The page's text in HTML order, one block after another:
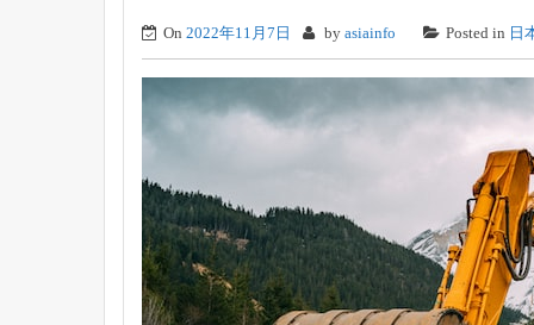
On 2022年11月7日 by asiainfo Posted in 日